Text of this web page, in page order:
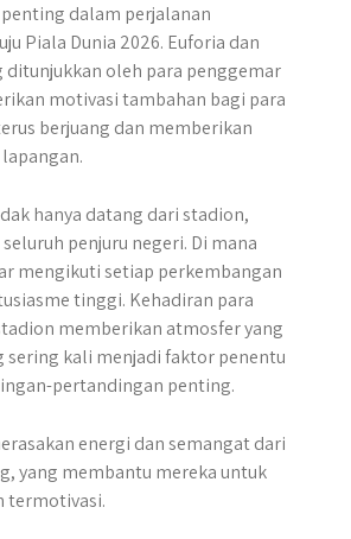
dalam perjalanan
Piala Dunia 2026. Euforia dan
ditunjukkan oleh para penggemar
motivasi tambahan bagi para
berjuang dan memberikan
hanya datang dari stadion,
penjuru negeri. Di mana
mengikuti setiap perkembangan
tinggi. Kehadiran para
memberikan atmosfer yang
sering kali menjadi faktor penentu
pertandingan penting.
energi dan semangat dari
yang membantu mereka untuk
termotivasi.